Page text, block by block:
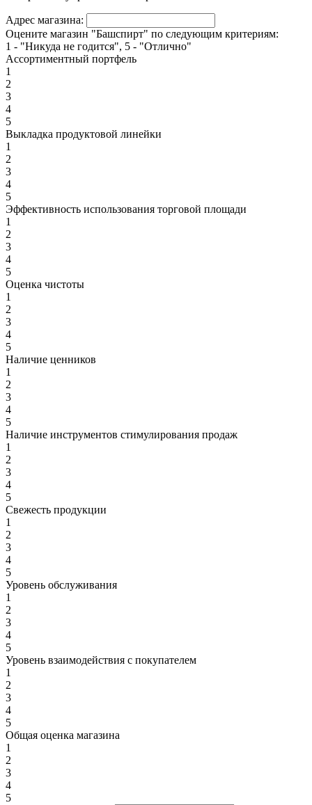
Адрес магазина:
Оцените магазин "Башспирт" по следующим критериям:
1 - "Никуда не годится", 5 - "Отлично"
Ассортиментный портфель
1
2
3
4
5
Выкладка продуктовой линейки
1
2
3
4
5
Эффективность использования торговой площади
1
2
3
4
5
Оценка чистоты
1
2
3
4
5
Наличие ценников
1
2
3
4
5
Наличие инструментов стимулирования продаж
1
2
3
4
5
Свежесть продукции
1
2
3
4
5
Уровень обслуживания
1
2
3
4
5
Уровень взаимодействия с покупателем
1
2
3
4
5
Общая оценка магазина
1
2
3
4
5